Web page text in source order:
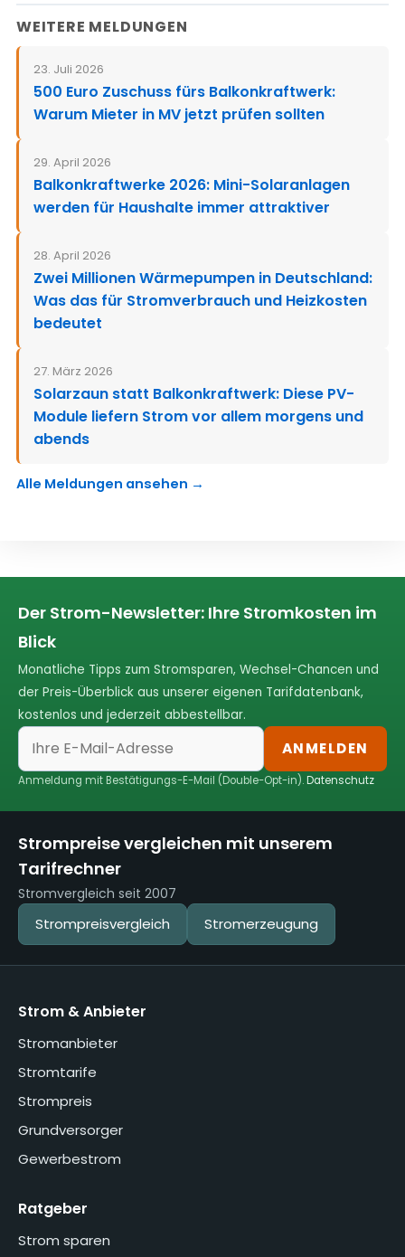
WEITERE MELDUNGEN
23. Juli 2026
500 Euro Zuschuss fürs Balkonkraftwerk:
Warum Mieter in MV jetzt prüfen sollten
29. April 2026
Balkonkraftwerke 2026: Mini-Solaranlagen
werden für Haushalte immer attraktiver
28. April 2026
Zwei Millionen Wärmepumpen in Deutschland:
Was das für Stromverbrauch und Heizkosten
bedeutet
27. März 2026
Solarzaun statt Balkonkraftwerk: Diese PV-
Module liefern Strom vor allem morgens und
abends
Alle Meldungen ansehen →
Der Strom-Newsletter: Ihre Stromkosten im
Blick
Monatliche Tipps zum Stromsparen, Wechsel-Chancen und
der Preis-Überblick aus unserer eigenen Tarifdatenbank,
kostenlos und jederzeit abbestellbar.
ANMELDEN
Anmeldung mit Bestätigungs-E-Mail (Double-Opt-in).Datenschutz
Strompreise vergleichen mit unserem
Tarifrechner
Stromvergleich seit 2007
Strompreisvergleich Stromerzeugung
Strom & Anbieter
Stromanbieter
Stromtarife
Strompreis
Grundversorger
Gewerbestrom
Ratgeber
Strom sparen